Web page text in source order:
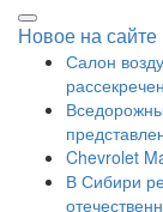
Новое на сайте
Салон
Chevrolet
В Сибири